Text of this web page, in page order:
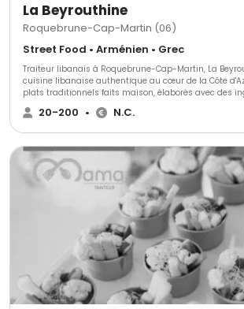
La Beyrouthine
Roquebrune-Cap-Martin (06)
Street Food • Arménien • Grec
Traiteur libanais à Roquebrune-Cap-Martin, La
cuisine libanaise authentique au cœur de la Côte
plats traditionnels faits maison, élaborés avec des
respectant les recettes familiales. Idéal pour
professionnels ou repas à emporter, notre service offre
20-200 • N.C.